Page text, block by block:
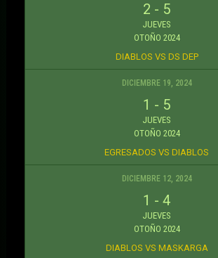
2 - 5
JUEVES
OTOÑO 2024
DIABLOS VS DS DEP
DICIEMBRE 19, 2024
1 - 5
JUEVES
OTOÑO 2024
EGRESADOS VS DIABLOS
DICIEMBRE 12, 2024
1 -4
JUEVES
OTOÑO 2024
DIABLOS VS MASKARGA